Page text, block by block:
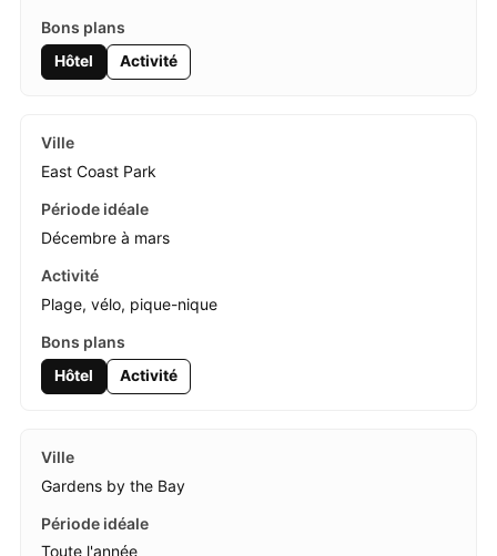
Hôtel Activité
East Coast Park
Décembre à mars
Plage, vélo, pique-nique
Hôtel Activité
Gardens by the Bay
Toute l'année